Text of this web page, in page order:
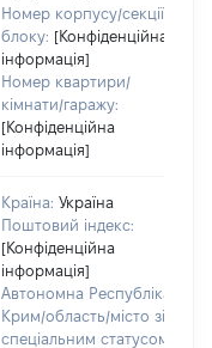
Номер корпусу/секції/
блоку: [Конфіденційна
інформація]
Номер квартири/
кімнати/гаражу:
[Конфіденційна
інформація]
Країна: Україна
Поштовий індекс:
[Конфіденційна
інформація]
Автономна Республіка
Крим/область/місто зі
спеціальним статусом: